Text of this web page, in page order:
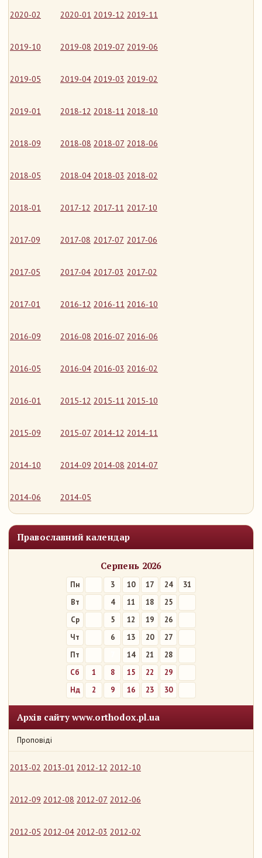
2020-02 2020-01 2019-12 2019-11
2019-10 2019-08 2019-07 2019-06
2019-05 2019-04 2019-03 2019-02
2019-01 2018-12 2018-11 2018-10
2018-09 2018-08 2018-07 2018-06
2018-05 2018-04 2018-03 2018-02
2018-01 2017-12 2017-11 2017-10
2017-09 2017-08 2017-07 2017-06
2017-05 2017-04 2017-03 2017-02
2017-01 2016-12 2016-11 2016-10
2016-09 2016-08 2016-07 2016-06
2016-05 2016-04 2016-03 2016-02
2016-01 2015-12 2015-11 2015-10
2015-09 2015-07 2014-12 2014-11
2014-10 2014-09 2014-08 2014-07
2014-06 2014-05
Православний календар
Серпень 2026
Пн 3 10 17 24
31
Вт
4 11 18
25
Ср
5 12 19
26
Чт
6 13 20
27
Пт
14 21
28
Сб
1 8 15 22
29
Нд
2 9 16 23 30
Архів сайту www.orthodox.pl.ua
Проповіді
2013-02 2013-01 2012-12 2012-10
2012-09 2012-08 2012-07 2012-06
2012-05 2012-04 2012-03 2012-02